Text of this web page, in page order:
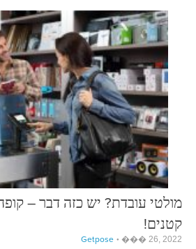
מולטי עובדת? יש כזה דבר –
קטנים!
Getpose ��� 26, 2022